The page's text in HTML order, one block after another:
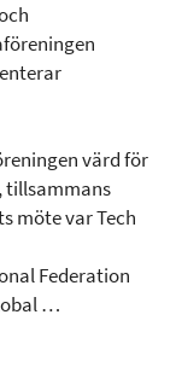
värd för
tillsammans
möte var Tech
Federation
…